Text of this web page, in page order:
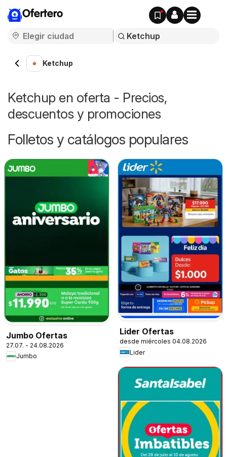
Ofertero
Ketchup
Ketchup en oferta - Precios,
descuentos y promociones
Folletos y catálogos populares
Jumbo Ofertas
27.07. - 24.08.2026
Jumbo
Lider Ofertas
desde miércoles 04.08.2026
Lider